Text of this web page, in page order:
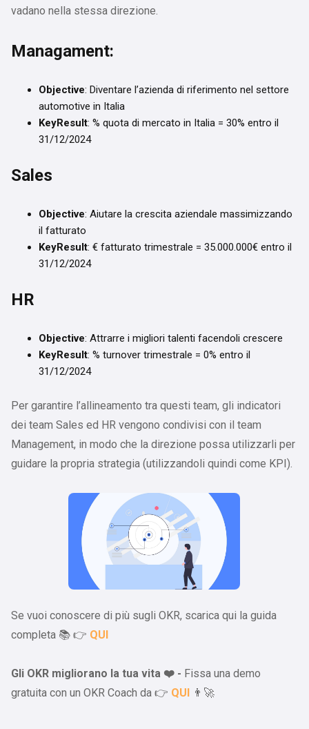
vadano nella stessa direzione.
Managament:
Objective: Diventare l’azienda di riferimento nel settore
automotive in Italia
KeyResult: % quota di mercato in Italia = 30% entro il
31/12/2024
Sales
Objective: Aiutare la crescita aziendale massimizzando
il fatturato
KeyResult: € fatturato trimestrale = 35.000.000€ entro il
31/12/2024
HR
Objective: Attrarre i migliori talenti facendoli crescere
KeyResult: % turnover trimestrale = 0% entro il
31/12/2024
Per garantire l’allineamento tra questi team, gli indicatori
dei team Sales ed HR vengono condivisi con il team
Management, in modo che la direzione possa utilizzarli per
guidare la propria strategia (utilizzandoli quindi come KPI).
Se vuoi conoscere di più sugli OKR, scarica qui la guida
completa 📚 👉 QUI
Gli OKR migliorano la tua vita ❤️ - Fissa una demo
gratuita con un OKR Coach da 👉 QUI 👨🚀